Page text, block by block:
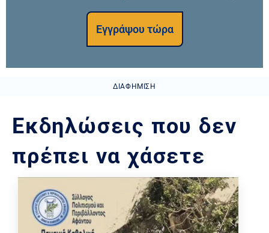
Εγγράψου τώρα
ΔΙΑΦΉΜΙΣΗ
Εκδηλώσεις που δεν
πρέπει να χάσετε